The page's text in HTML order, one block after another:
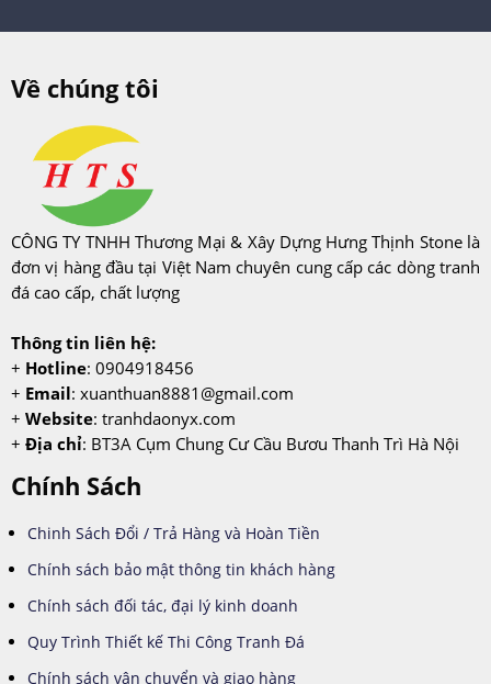
Về chúng tôi
CÔNG TY TNHH Thương Mại & Xây Dựng Hưng Thịnh Stone là
đơn vị hàng đầu tại Việt Nam chuyên cung cấp các dòng tranh
đá cao cấp, chất lượng
Thông tin liên hệ:
+ Hotline: 0904918456
+ Email: xuanthuan8881@gmail.com
+ Website: tranhdaonyx.com
+ Địa chỉ: BT3A Cụm Chung Cư Cầu Bươu Thanh Trì Hà Nội
Chính Sách
Chinh Sách Đổi / Trả Hàng và Hoàn Tiền
Chính sách bảo mật thông tin khách hàng
Chính sách đối tác, đại lý kinh doanh
Quy Trình Thiết kế Thi Công Tranh Đá
Chính sách vận chuyển và giao hàng